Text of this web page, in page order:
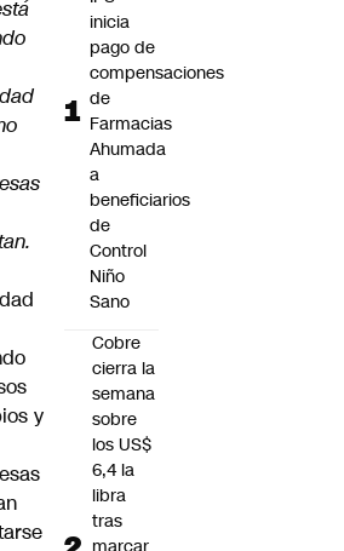
y
inicia
pago de
compensaciones
de
Farmacias
Ahumada
a
beneficiarios
de
Control
Niño
Sano
Cobre
cierra la
semana
sobre
los US$
6,4 la
libra
tras